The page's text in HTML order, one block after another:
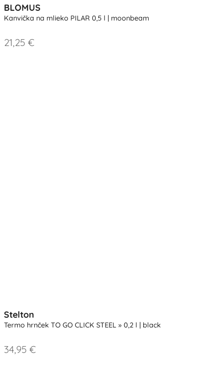
BLOMUS
Kanvička na mlieko PILAR 0,5 l | moonbeam
21,25 €
Stelton
Termo hrnček TO GO CLICK STEEL » 0,2 l | black
34,95 €